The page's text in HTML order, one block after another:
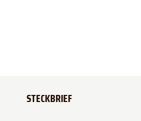
STECKBRIEF